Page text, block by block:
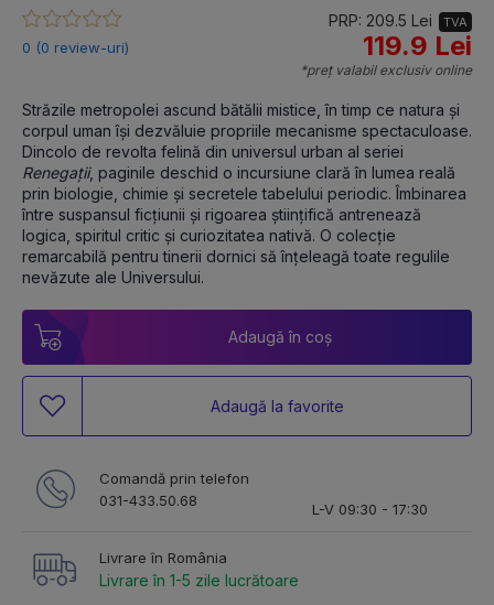
0 (0 review-uri)
PRP: 209.5 Lei TVA
119.9 Lei
*preț valabil exclusiv online
Străzile metropolei ascund bătălii mistice, în timp ce natura și
corpul uman își dezvăluie propriile mecanisme spectaculoase.
Renegații, paginile deschid o incursiune clară în lumea reală
prin biologie, chimie și secretele tabelului periodic. Îmbinarea
între suspansul ficțiunii și rigoarea științifică antrenează
logica, spiritul critic și curiozitatea nativă. O colecție
remarcabilă pentru tinerii dornici să înțeleagă toate regulile
nevăzute ale Universului.
Adaugă în coș
Adaugă la favorite
Comandă prin telefon
031-433.50.68
L-V 09:30 - 17:30
Livrare în România
Livrare în 1-5 zile lucrătoare